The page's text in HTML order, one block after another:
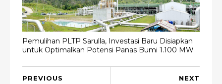
Pemulihan PLTP Sarulla, Investasi Baru Disiapkan
untuk Optimalkan Potensi Panas Bumi 1.100 MW
NEXT
PREVIOUS